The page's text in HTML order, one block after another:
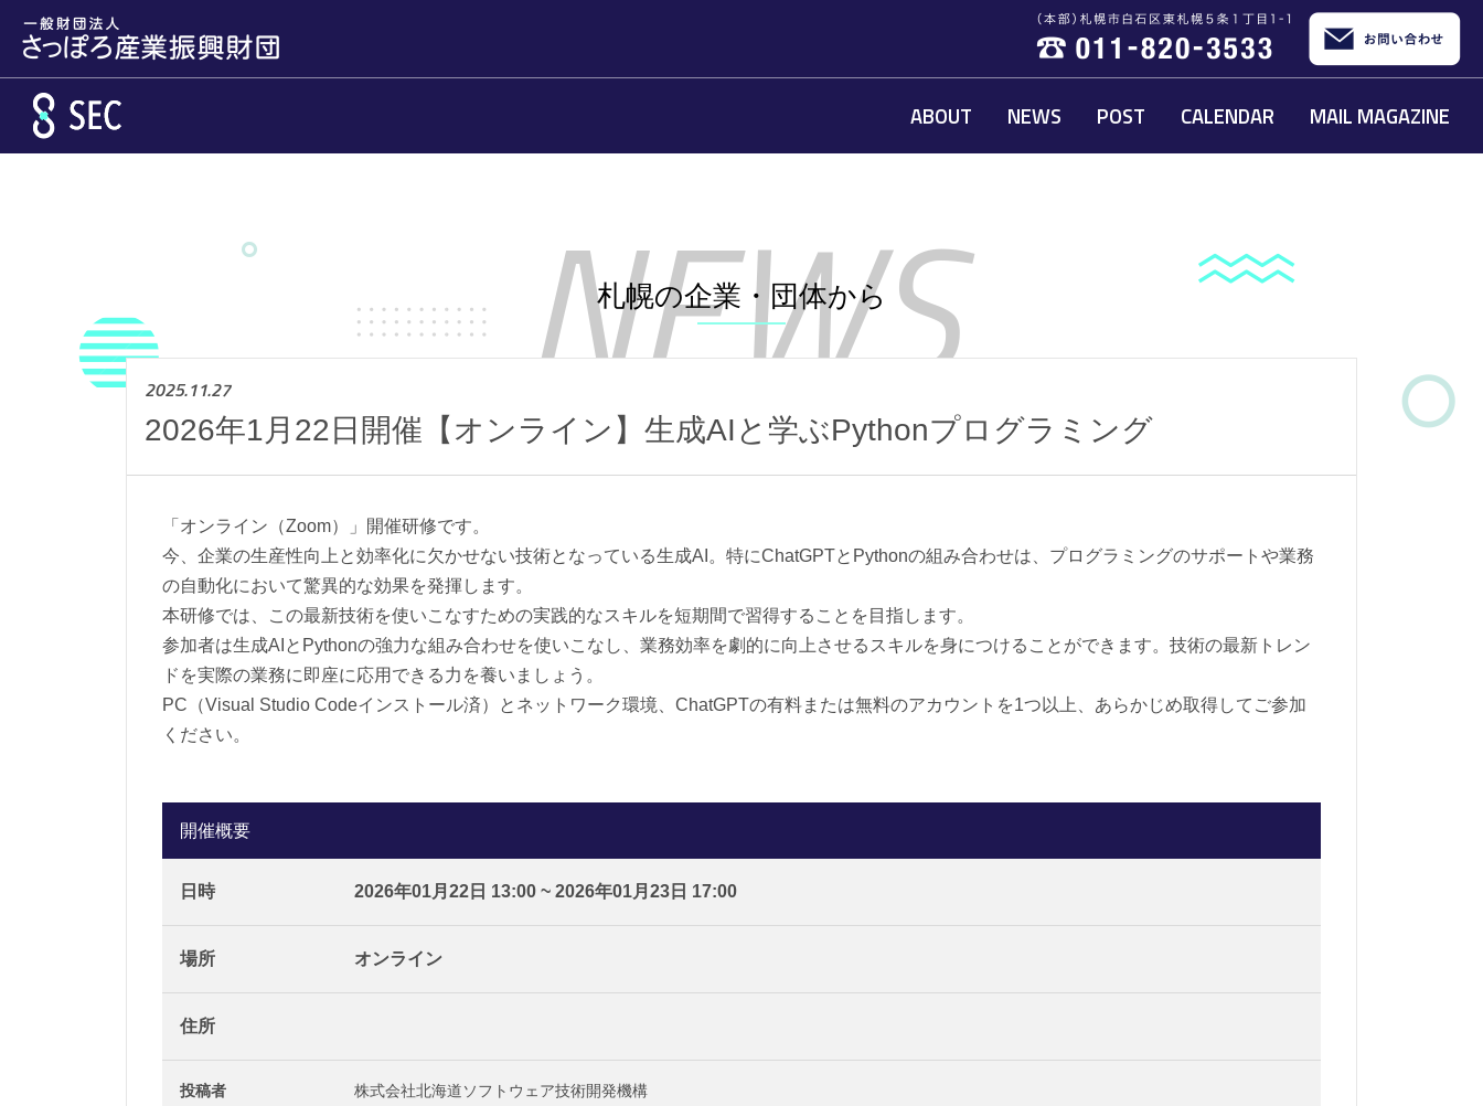
ABOUT NEWS POST CALENDAR MAIL MAGAZINE
札幌の企業・団体から
2025.11.27
2026年1月22日開催【オンライン】生成AIと学ぶPythonプログラミング
「オンライン（Zoom）」開催研修です。
今、企業の生産性向上と効率化に欠かせない技術となっている生成AI。特にChatGPTとPythonの組み合わせは、プログラミングのサポートや業務
の自動化において驚異的な効果を発揮します。
本研修では、この最新技術を使いこなすための実践的なスキルを短期間で習得することを目指します。
参加者は生成AIとPythonの強力な組み合わせを使いこなし、業務効率を劇的に向上させるスキルを身につけることができます。技術の最新トレン
ドを実際の業務に即座に応用できる力を養いましょう。
PC（Visual Studio Codeインストール済）とネットワーク環境、ChatGPTの有料または無料のアカウントを1つ以上、あらかじめ取得してご参加
ください。
開催概要
日時 2026年01月22日 13:00 ~ 2026年01月23日 17:00
場所 オンライン
住所
投稿者 株式会社北海道ソフトウェア技術開発機構